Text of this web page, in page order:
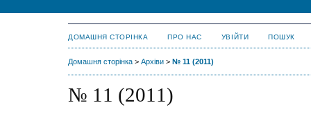
ДОМАШНЯ СТОРІНКА ПРО НАС УВІЙТИ ПОШУК
Домашня сторінка > Архіви > № 11 (2011)
№ 11 (2011)